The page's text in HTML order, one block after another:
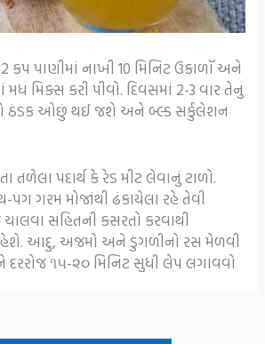
પાણીમાં નાખી 10 મિનિટ ઉકાળૉ અને
મિક્સ કરી પીવો. દિવસમાં 2-3 વાર તેનુ
ઠંડક ઓછું થઈ જશે અને બ્લ્ડ સર્કુલેશન
પદાર્થ કે રેડ મીટ લેવાનું ટાળો.
પગ ગરમ મોજાંથી ઢંકાયેલા રહે તેવી
ચાલવા સહિતની કસરતો કરવાથી
આદુ, અજમો અને ડુંગળીનો રસ મેળવી
૧૫-૨૦ મિનિટ સુધી લેપ લગાવવો